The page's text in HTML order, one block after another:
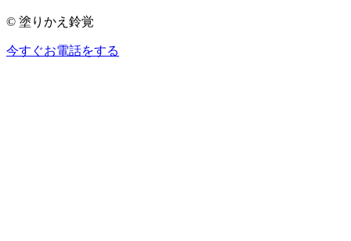
© 塗りかえ鈴覚
今すぐお電話をする